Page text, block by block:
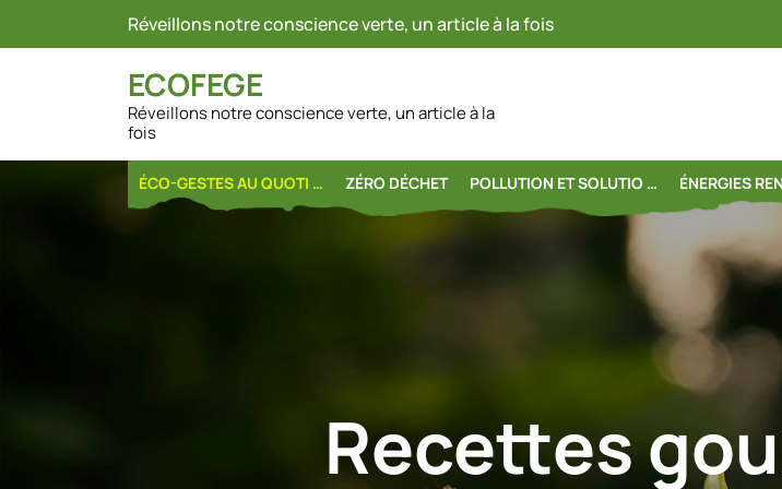
Réveillons notre conscience verte, un article à la fois
ECOFEGE
Réveillons notre conscience verte, un article à la
fois
ÉCO-GESTES AU QUOTI … ZÉRO DÉCHET POLLUTION ET SOLUTIO … ÉNERGIES
Recettes